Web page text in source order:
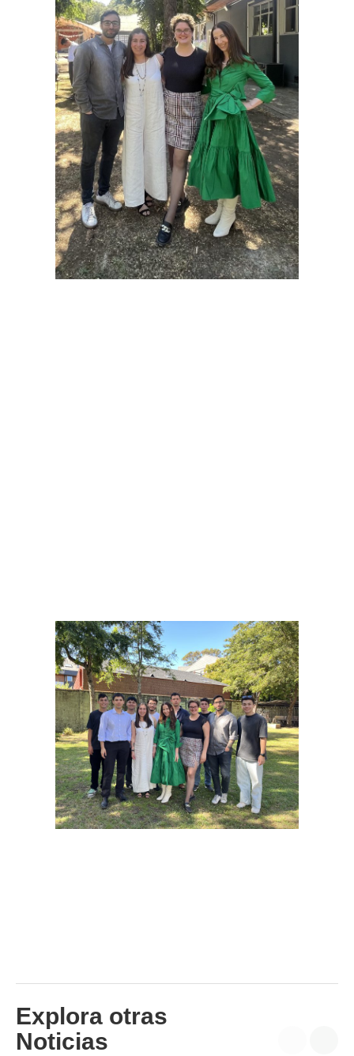
Explora otras
Noticias